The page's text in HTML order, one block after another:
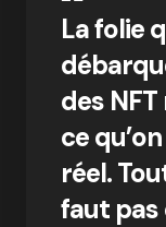
La folie
des
ce
réel.
faut pas